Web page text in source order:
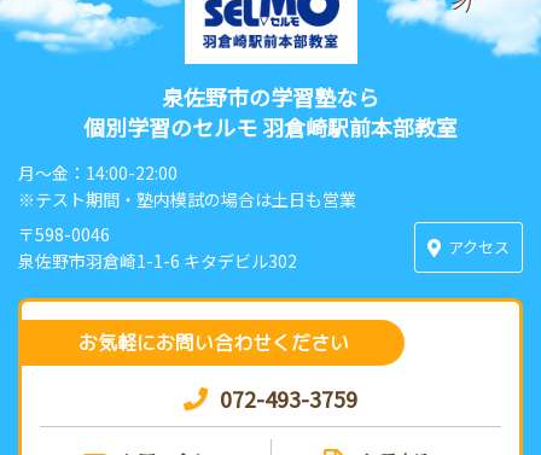
泉佐野市の学習塾なら
個別学習のセルモ 羽倉崎駅前本部教室
月〜金：14:00-22:00
※テスト期間・塾内模試の場合は土日も営業
〒598-0046
泉佐野市羽倉崎1-1-6 キタデビル302
アクセス
お気軽にお問い合わせください
072-493-3759